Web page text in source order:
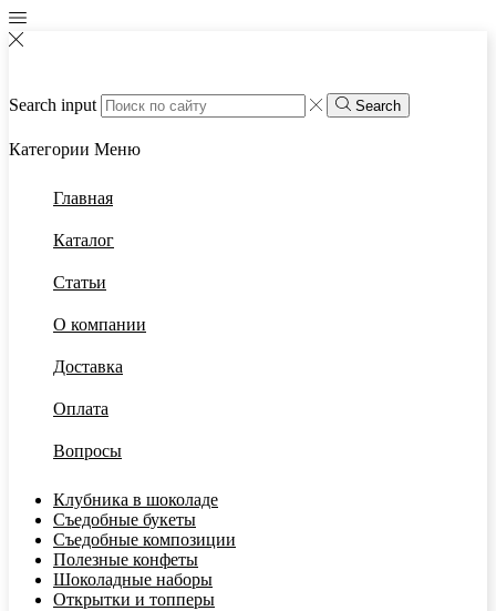
Search input Search
Категории Меню
Главная
Каталог
Статьи
О компании
Доставка
Оплата
Вопросы
Клубника в шоколаде
Съедобные букеты
Съедобные композиции
Полезные конфеты
Шоколадные наборы
Открытки и топперы